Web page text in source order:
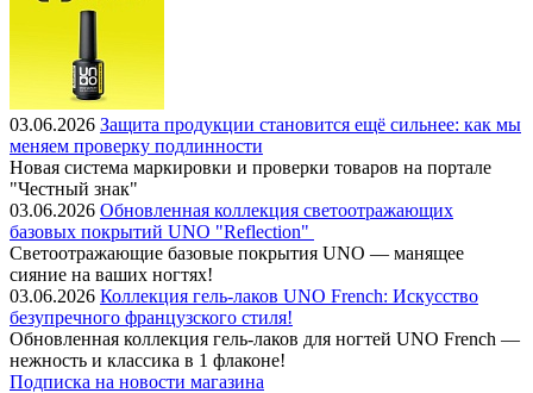
03.06.2026 Защита продукции становится ещё сильнее: как мы
меняем проверку подлинности
Новая система маркировки и проверки товаров на портале
"Честный знак"
03.06.2026 Обновленная коллекция светоотражающих
базовых покрытий UNO "Reflection"
Cветоотражающие базовые покрытия UNO — манящее
сияние на ваших ногтях!
03.06.2026 Коллекция гель-лаков UNO French: Искусство
безупречного французского стиля!
Обновленная коллекция гель-лаков для ногтей UNO French —
нежность и классика в 1 флаконе!
Подписка на новости магазина